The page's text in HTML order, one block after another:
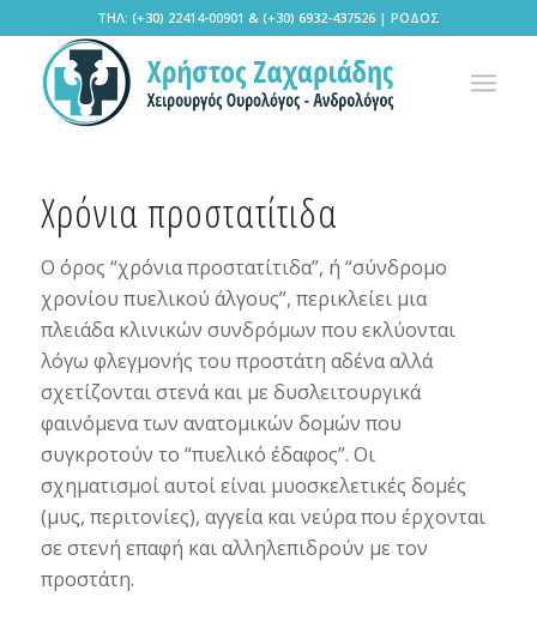
ΤΗΛ: (+30) 22414-00901 & (+30) 6932-437526 | ΡΟΔΟΣ
Χρόνια προστατίτιδα
Ο όρος “χρόνια προστατίτιδα”, ή “σύνδρομο
χρονίου πυελικού άλγους”, περικλείει μια
πλειάδα κλινικών συνδρόμων που εκλύονται
λόγω φλεγμονής του προστάτη αδένα αλλά
σχετίζονται στενά και με δυσλειτουργικά
φαινόμενα των ανατομικών δομών που
συγκροτούν το “πυελικό έδαφος”. Οι
σχηματισμοί αυτοί είναι μυοσκελετικές δομές
(μυς, περιτονίες), αγγεία και νεύρα που έρχονται
σε στενή επαφή και αλληλεπιδρούν με τον
προστάτη.